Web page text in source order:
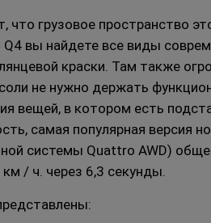
что грузовое пространство
Q4 вы найдете все виды
краски. Там также
не нужно держать
вещей, в котором есть
самая популярная версия
системы Quattro AWD)
/ ч. через 6,3 секунды.